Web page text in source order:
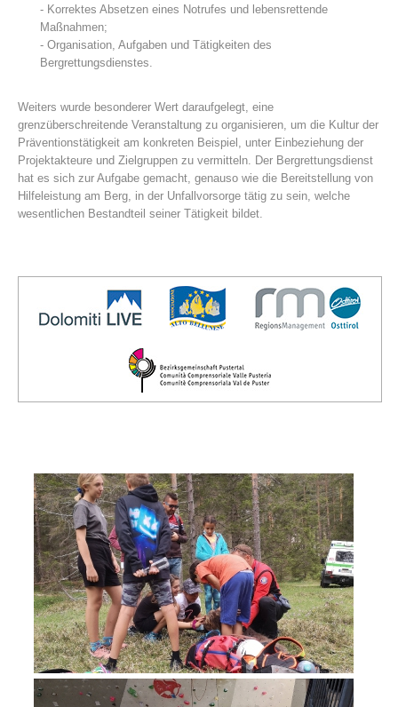
Bergrettungsstellen
Vorstand
- Korrektes Absetzen eines Notrufes und lebensrettende
Maßnahmen;
- Organisation, Aufgaben und Tätigkeiten des
Bergrettungsdienstes.
Weiters wurde besonderer Wert daraufgelegt, eine
grenzüberschreitende Veranstaltung zu organisieren, um die Kultur der
Präventionstätigkeit am konkreten Beispiel, unter Einbeziehung der
Projektakteure und Zielgruppen zu vermitteln. Der Bergrettungsdienst
hat es sich zur Aufgabe gemacht, genauso wie die Bereitstellung von
Hilfeleistung am Berg, in der Unfallvorsorge tätig zu sein, welche
wesentlichen Bestandteil seiner Tätigkeit bildet.